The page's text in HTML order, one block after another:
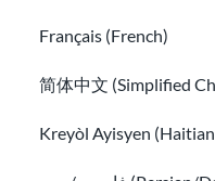
Français (French)
简体中文 (Simplified
Kreyòl Ayisyen
Chính sách bảo mật
Bạn được phép sao chép
bảo, vui lòng liên kết với